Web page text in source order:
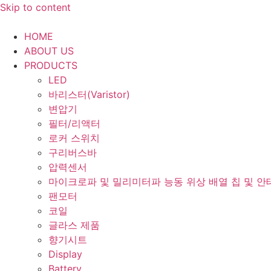
Skip to content
HOME
ABOUT US
PRODUCTS
LED
바리스터(Varistor)
변압기
필터/리액터
로커 스위치
구리버스바
압력센서
마이크로파 및 밀리미터파 능동 위상 배열 칩 및 안
팬모터
코일
글라스 제품
향기시트
Display
Battery